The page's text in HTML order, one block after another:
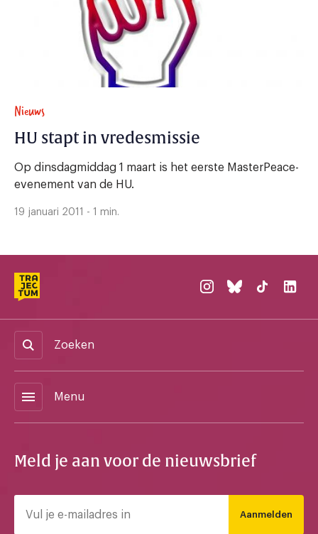
Nieuws
HU stapt in vredesmissie
Op dinsdagmiddag 1 maart is het eerste MasterPeace-
evenement van de HU.
19 januari 2011 - 1 min.
Zoeken
menu Menu
Meld je aan voor de nieuwsbrief
Aanmelden